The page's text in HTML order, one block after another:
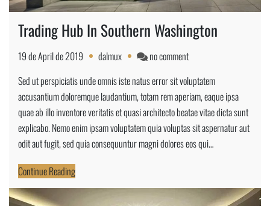
Trading Hub In Southern Washington
19 de April de 2019 dalmux no commenton
Hub
In
Southern
Washington
Sed ut perspiciatis unde omnis iste natus error sit voluptatem
accusantium doloremque laudantium, totam rem aperiam, eaque ipsa
quae ab illo inventore veritatis et quasi architecto beatae vitae dicta sunt
explicabo. Nemo enim ipsam voluptatem quia voluptas sit aspernatur aut
odit aut fugit, sed quia consequuntur magni dolores eos qui…
Continue Reading